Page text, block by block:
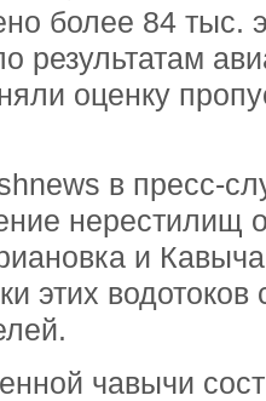
более 84 тыс.
результатам
оценку
в пресс-
нерестилищ
и
этих
чавычи